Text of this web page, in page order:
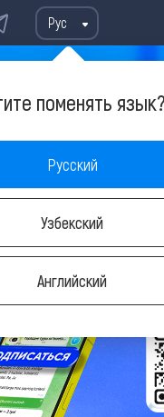
Рус
поменять
Русский
Узбекский
Английский
тура